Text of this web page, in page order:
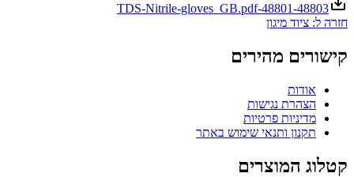
48801-48803-TDS-Nitrile-gloves_GB.pdf
חזרה ל: ציוד מיגון
קישורים מהירים
אודות
הצהרת נגישות
מדיניות פרטיות
תקנון ותנאי שימוש באתר
קטלוג המוצרים